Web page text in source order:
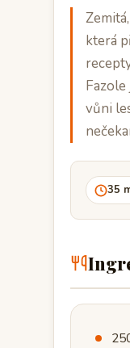
která
vůni
35